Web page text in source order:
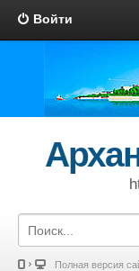
Войти
Полная версия